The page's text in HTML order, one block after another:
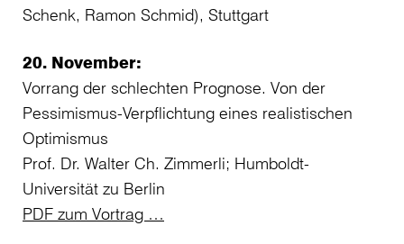
Schenk, Ramon Schmid), Stuttgart
20. November:
Vorrang der schlechten Prognose. Von der
Pessimismus-Verpflichtung eines realistischen
Optimismus
Prof. Dr. Walter Ch. Zimmerli; Humboldt-
Universität zu Berlin
PDF zum Vortrag …